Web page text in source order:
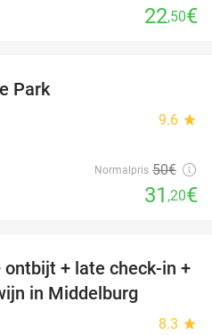
22,50€
Park
9.6 star
Normalpris 50€
31 ,20€
52%
ontbijt + late check-in +
in Middelburg
8.3 star